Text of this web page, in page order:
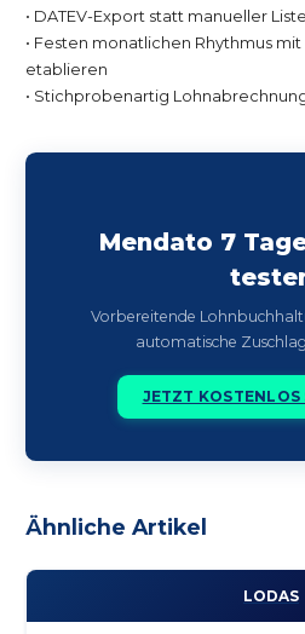
• DATEV-Export statt manueller
• Festen monatlichen Rhythmus
etablieren
• Stichprobenartig
Mendato 7
Vorbereitende
automatische
JETZT
Ähnliche Artikel
LODAS